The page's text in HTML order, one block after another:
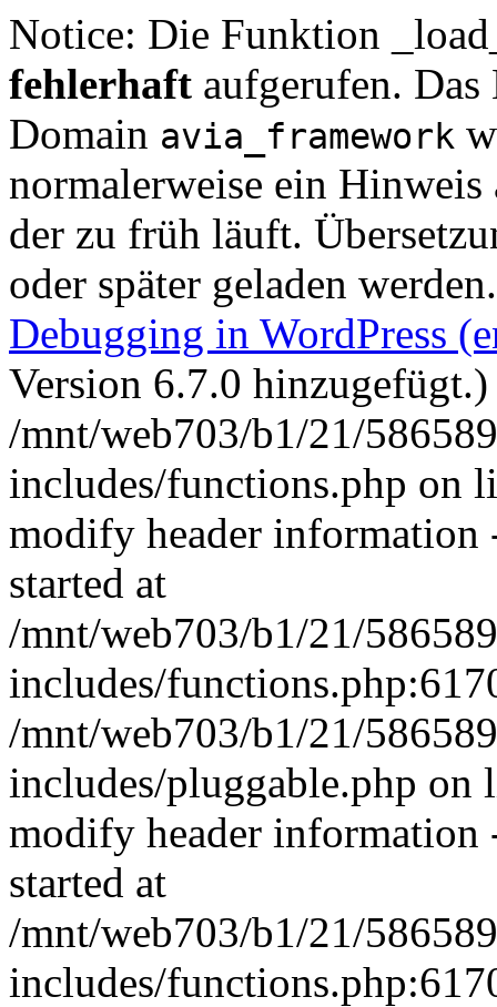
Notice: Die Funktion
fehlerhaft aufgerufen.
Domain avia_framework
normalerweise ein
der zu früh läuft.
oder später geladen
Debugging in WordPress
Version 6.7.0
/mnt/web703/b1/21/
includes/functions.php on
modify header information
started at
/mnt/web703/b1/21/
includes/
/mnt/web703/b1/21/
includes/pluggable.php on
modify header information
started at
/mnt/web703/b1/21/
includes/